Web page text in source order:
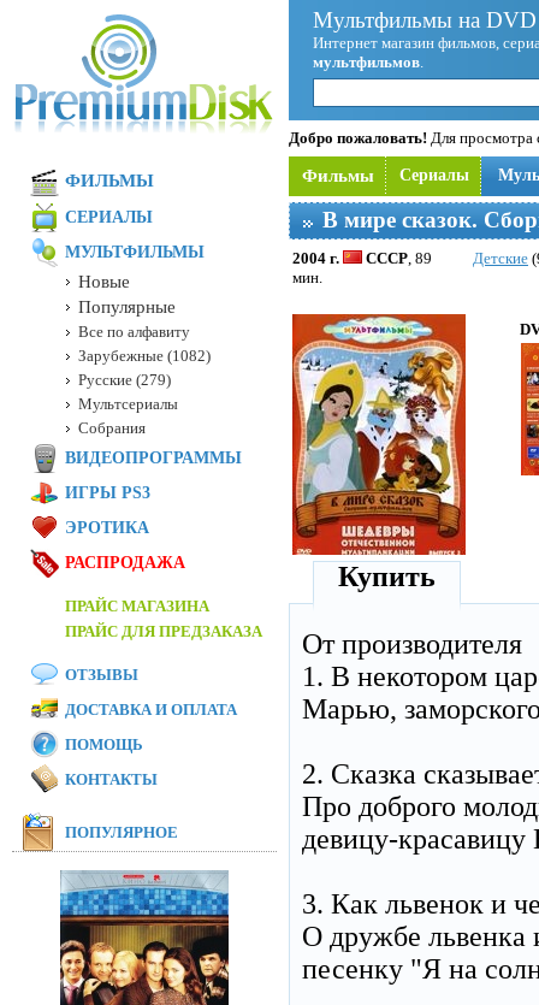
Мультфильмы на
Интернет магазин фильмов,
мультфильмов.
Добро пожаловать! Для просмотра
Фильмы Сериалы
В мире сказок.
2004 г. СССР, 89
мин.
Детские
Купить
От производителя
1. В некотором
Марью,
2. Сказка
Про доброго
девицу-красавицу
3. Как львенок и
О дружбе львенка
песенку "Я на
ФИЛЬМЫ
СЕРИАЛЫ
МУЛЬТФИЛЬМЫ
Новые
Популярные
Все по алфавиту
Зарубежные (1082)
Русские (279)
Мультсериалы
Собрания
ВИДЕОПРОГРАММЫ
ИГРЫ PS3
ЭРОТИКА
РАСПРОДАЖА
ПРАЙС МАГАЗИНА
ПРАЙС ДЛЯ ПРЕДЗАКАЗА
ОТЗЫВЫ
ДОСТАВКА И ОПЛАТА
ПОМОЩЬ
КОНТАКТЫ
ПОПУЛЯРНОЕ